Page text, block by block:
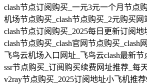
clash节点订阅购买_一元3元一个月节点
机场节点购买_clash节点购买_2元购买
clash节点订阅购买_2025每日更新订阅
clash节点购买_clash官网节点购买_clash
飞鸟云机场入口网址_飞鸟云clash最新节
ssr节点购买_订阅购买续费网址推荐_每
v2ray节点购买_2025订阅地址小飞机推